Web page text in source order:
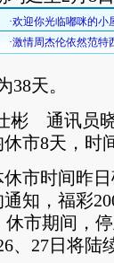
38天。
通讯员晓
市8天，时
时间昨日
知，福彩
休市期间，
、27日将陆